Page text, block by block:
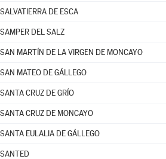
SALVATIERRA DE ESCA
SAMPER DEL SALZ
SAN MARTÍN DE LA VIRGEN DE MONCAYO
SAN MATEO DE GÁLLEGO
SANTA CRUZ DE GRÍO
SANTA CRUZ DE MONCAYO
SANTA EULALIA DE GÁLLEGO
SANTED